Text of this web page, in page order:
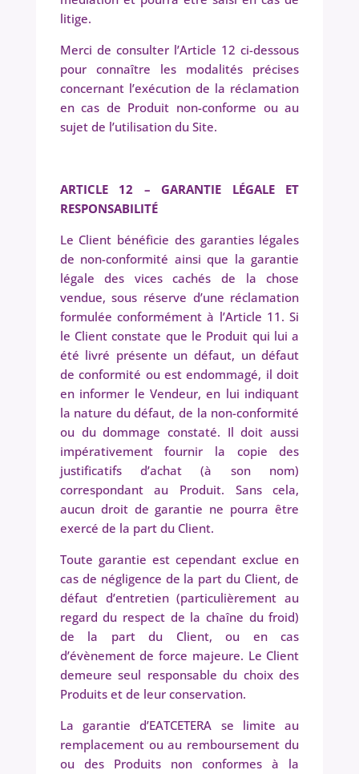
litige.
Merci de consulter l’Article 12 ci-dessous
pour connaître les modalités précises
concernant l’exécution de la réclamation
en cas de Produit non-conforme ou au
sujet de l’utilisation du Site.
ARTICLE 12 – GARANTIE LÉGALE ET
RESPONSABILITÉ
Le Client bénéficie des garanties légales
de non-conformité ainsi que la garantie
légale des vices cachés de la chose
vendue, sous réserve d’une réclamation
formulée conformément à l’Article 11. Si
le Client constate que le Produit qui lui a
été livré présente un défaut, un défaut
de conformité ou est endommagé, il doit
en informer le Vendeur, en lui indiquant
la nature du défaut, de la non-conformité
ou du dommage constaté. Il doit aussi
impérativement fournir la copie des
justificatifs d’achat (à son nom)
correspondant au Produit. Sans cela,
aucun droit de garantie ne pourra être
exercé de la part du Client.
Toute garantie est cependant exclue en
cas de négligence de la part du Client, de
défaut d’entretien (particulièrement au
regard du respect de la chaîne du froid)
de la part du Client, ou en cas
d’évènement de force majeure. Le Client
demeure seul responsable du choix des
Produits et de leur conservation.
La garantie d’EATCETERA se limite au
remplacement ou au remboursement du
ou des Produits non conformes à la